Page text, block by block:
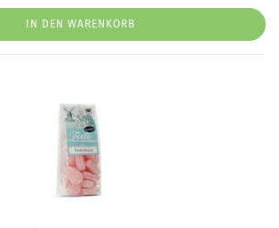
IN DEN WARENKORB